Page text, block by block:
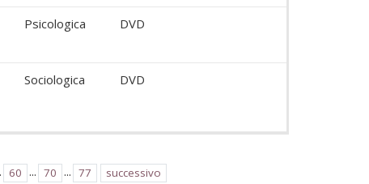
Psicologica DVD
Sociologica DVD
60 ... 70 ... 77 successivo